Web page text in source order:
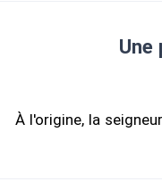
Une
À l'origine, la